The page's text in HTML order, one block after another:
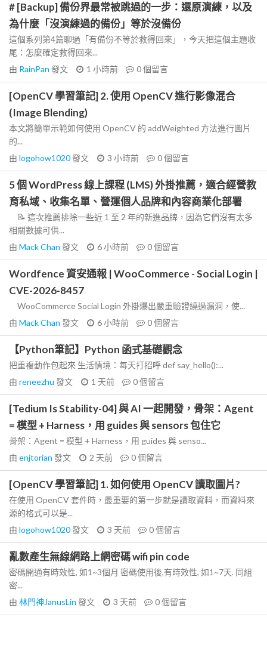
# [Backup] 備份界最常被跳過的一步：還原演練，以及
為什麼「沒演練過的備份」等於沒備份
這個系列第4篇聊過「有備份不等於救得回來」，今天把這個主題收
尾：怎麼確定救得回來...
由 RainPan 發文 1 小時前 0個留言
[OpenCV 學習筆記] 2. 使用 OpenCV 進行影像混合
(Image Blending)
本文將簡單示範如何使用 OpenCV 的 addWeighted 方法進行圖片
的...
由 logohow1020發文 3 小時前 0個留言
5 個 WordPress 線上課程 (LMS) 外掛推薦，適合經營教
育私域、收集名單、營運個人品牌和內容商業化部署
📝 這次推薦排除一些近 1 至 2 年的新進品牌，因為它們沒有太多
相關數據可供...
由 Mack Chan 發文 6 小時前 0個留言
Wordfence 資安通報 | WooCommerce - Social Login |
CVE-2026-8457
WooCommerce Social Login 外掛爆出嚴重驗證繞過漏洞，使...
由 Mack Chan 發文 6 小時前 0個留言
【Python筆記】Python 函式基礎觀念
把重複動作包起來 生活情境：每天打招呼 def say_hello():...
由 reneezhu 發文 1 天前 0個留言
[Tedium Is Stability-04] 與 AI 一起開發，骨架：Agent
= 模型 + Harness，用 guides 與 sensors 包住它
骨架：Agent = 模型 + Harness，用 guides 與 senso...
由 enjtorian 發文 2 天前 0個留言
[OpenCV 學習筆記] 1. 如何使用 OpenCV 讀取圖片?
在使用 OpenCV 套件時，最重要的第一步就是讀取資料，而資料來
源的格式可以是...
由 logohow1020發文 3 天前 0個留言
亂數產生無線網路上網密碼 wifi pin code
密碼開通有時效性, 如1~3個月 密碼使用後,有時效性, 如1~7天. 同組
密...
由 林門神JanusLin 發文 3 天前 0個留言